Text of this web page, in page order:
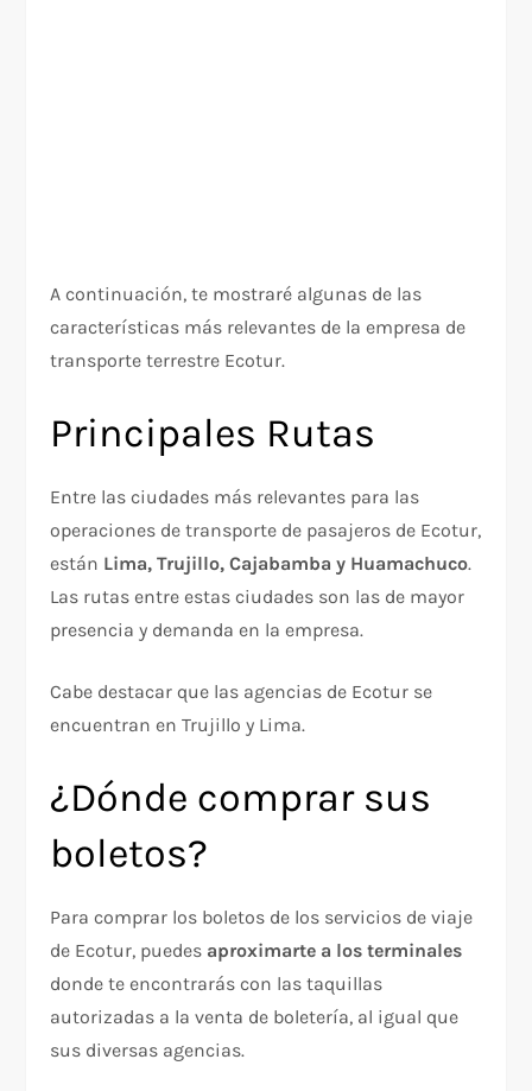
A continuación, te mostraré algunas de las
características más relevantes de la empresa de
transporte terrestre Ecotur.
Principales Rutas
Entre las ciudades más relevantes para las
operaciones de transporte de pasajeros de Ecotur,
están Lima, Trujillo, Cajabamba y Huamachuco.
Las rutas entre estas ciudades son las de mayor
presencia y demanda en la empresa.
Cabe destacar que las agencias de Ecotur se
encuentran en Trujillo y Lima.
¿Dónde comprar sus
boletos?
Para comprar los boletos de los servicios de viaje
de Ecotur, puedes aproximarte a los terminales
donde te encontrarás con las taquillas
autorizadas a la venta de boletería, al igual que
sus diversas agencias.